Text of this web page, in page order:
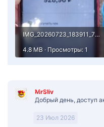
IMG_20260723_183911_709.jpg
4.8 MB · Просмотры: 1
MrSliv
Добрый день, доступ
23 Июл 2026